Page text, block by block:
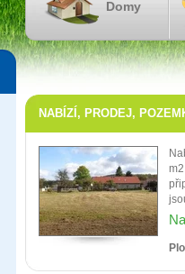
Domy
NABÍZÍ, PRODEJ,